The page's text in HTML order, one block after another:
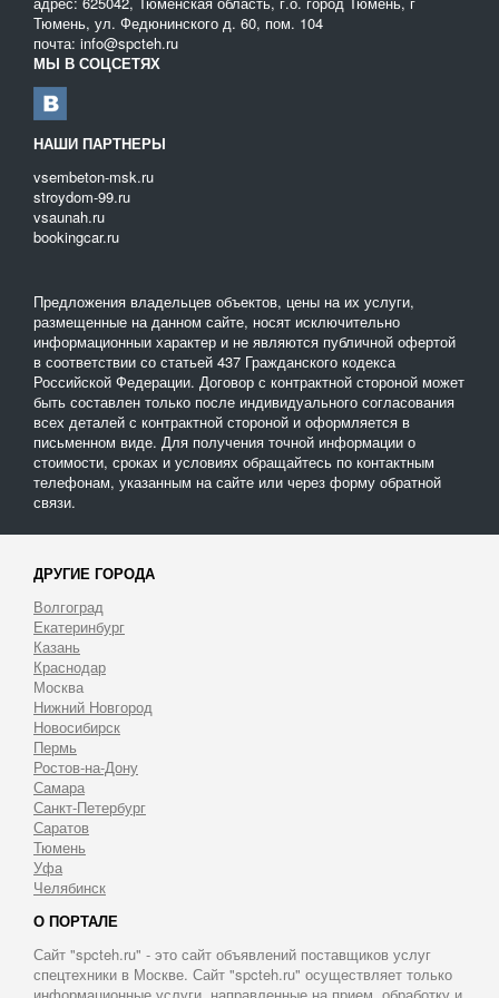
техники на платформах.
В свою очередь, большинству нет необходимости в знании
технологии перевозки специальной техники или
самостоятельной реализации данной задачи. В данном случае
мы готовы предложить варианты решения проблемы с
перевозкой специальной техники. Для этого просто пройдите по
полностью удовлетворяет вашим критериям для
транспортировки.
Тюмень, ул. Федюнинского д. 60, пом. 104
почта: info@spcteh.ru
МЫ В СОЦСЕТЯХ
НАШИ ПАРТНЕРЫ
vsembeton-msk.ru
stroydom-99.ru
vsaunah.ru
bookingcar.ru
Предложения владельцев объектов, цены на их услуги,
размещенные на данном сайте, носят исключительно
информационныи характер и не являются публичной офертой
в соответствии со статьей 437 Гражданского кодекса
Российской Федерации. Договор с контрактной стороной может
быть составлен только после индивидуального согласования
всех деталей с контрактной стороной и оформляется в
письменном виде. Для получения точной информации о
стоимости, сроках и условиях обращайтесь по контактным
телефонам, указанным на сайте или через форму обратной
связи.
ДРУГИЕ ГОРОДА
Волгоград
Екатеринбург
Казань
Краснодар
Москва
Нижний Новгород
Новосибирск
Пермь
Ростов-на-Дону
Самара
Санкт-Петербург
Саратов
Тюмень
Уфа
Челябинск
О ПОРТАЛЕ
Сайт "spcteh.ru" - это сайт объявлений поставщиков услуг
спецтехники в Москве. Сайт "spcteh.ru" осуществляет только